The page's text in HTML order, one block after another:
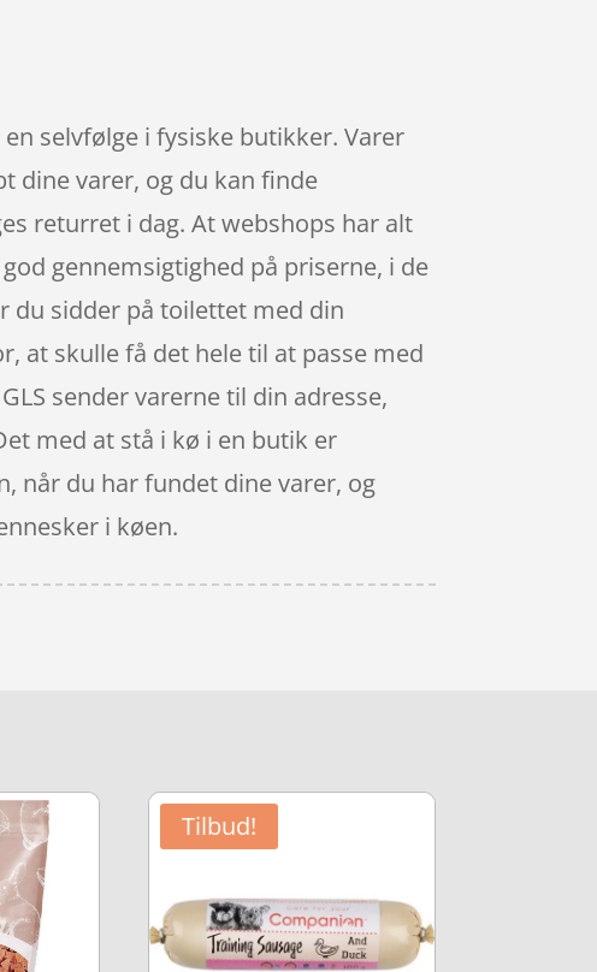
selvfølge i fysiske butikker. Varer
dine varer, og du kan finde
returret i dag. At webshops har alt
gennemsigtighed på priserne, i de
du sidder på toilettet med din
at skulle få det hele til at passe med
sender varerne til din adresse,
med at stå i kø i en butik er
når du har fundet dine varer, og
i køen.
Tilbud!